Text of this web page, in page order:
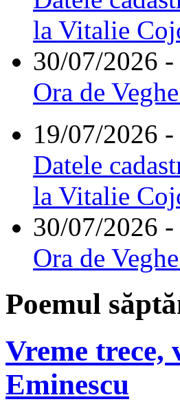
la Vitalie
30/07/2026 -
Ora de
19/07/2026
Datele
la Vitalie
30/07/2026 -
Ora de
Poemul
Vreme trece,
Eminescu